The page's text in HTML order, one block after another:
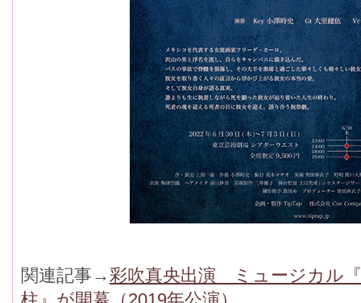
関連記事→彩吹真央出演 ミュージカル